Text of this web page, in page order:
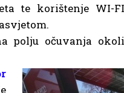
te korištenje WI-
polju očuvanja